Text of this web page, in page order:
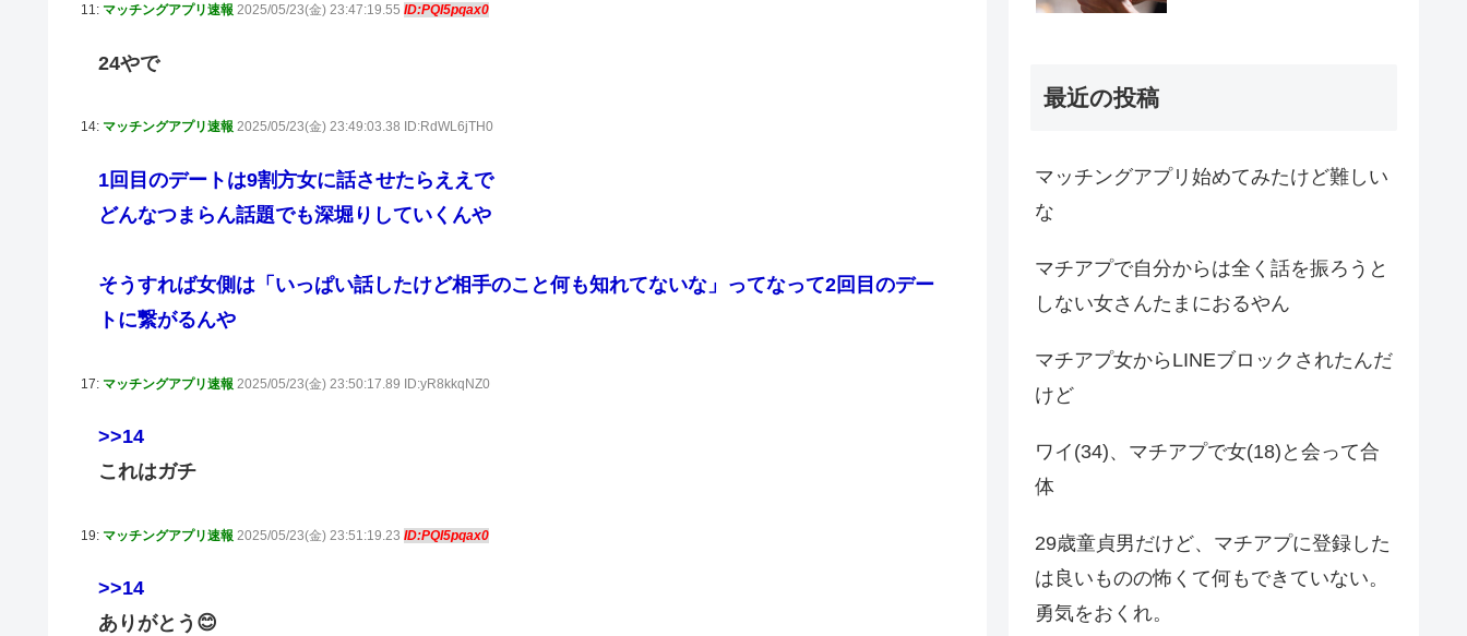
11: マッチングアプリ速報 2025/05/23(金) 23:47:19.55 ID:PQI5pqax0
24やで
14: マッチングアプリ速報 2025/05/23(金) 23:49:03.38 ID:RdWL6jTH0
1回目のデートは9割方女に話させたらええで
どんなつまらん話題でも深堀りしていくんや
そうすれば女側は「いっぱい話したけど相手のこと何も知れてないな」ってなって2回目のデー
トに繋がるんや
17: マッチングアプリ速報 2025/05/23(金) 23:50:17.89 ID:yR8kkqNZ0
>>14
これはガチ
19: マッチングアプリ速報 2025/05/23(金) 23:51:19.23 ID:PQI5pqax0
>>14
ありがとう😊
最近の投稿
マッチングアプリ始めてみたけど難しい
な
マチアプで自分からは全く話を振ろうと
しない女さんたまにおるやん
マチアプ女からLINEブロックされたんだ
けど
ワイ(34)、マチアプで女(18)と会って合
体
29歳童貞男だけど、マチアプに登録した
は良いものの怖くて何もできていない。
勇気をおくれ。